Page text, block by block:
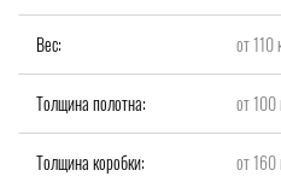
Вес: от 110
Толщина полотна: от
Толщина коробки: от